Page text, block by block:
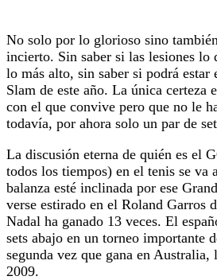
No solo por lo glorioso sino
incierto. Sin saber si las lesiones lo
lo más alto, sin saber si podrá estar
Slam de este año. La única certeza
con el que convive pero que no le
todavía, por ahora solo un par de
La discusión eterna de quién es el
todos los tiempos) en el tenis se va
balanza esté inclinada por ese
verse estirado en el Roland Garros
Nadal ha ganado 13 veces. El
sets abajo en un torneo importante
segunda vez que gana en
2009.